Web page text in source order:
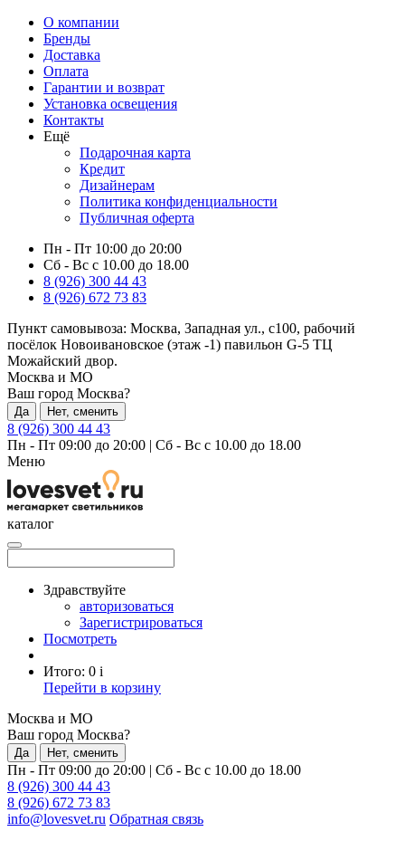
О компании
Бренды
Доставка
Оплата
Гарантии и возврат
Установка освещения
Контакты
Ещё
Подарочная карта
Кредит
Дизайнерам
Политика конфиденциальности
Публичная оферта
Пн - Пт 10:00 до 20:00
Сб - Вс с 10.00 до 18.00
8 (926) 300 44 43
8 (926) 672 73 83
Пункт самовывоза: Москва, Западная ул., с100, рабочий
посёлок Новоивановское (этаж -1) павильон G-5 ТЦ
Можайский двор.
Москва и МО
Ваш город Москва?
Да Нет, сменить
8 (926) 300 44 43
Пн - Пт 09:00 до 20:00 | Сб - Вс с 10.00 до 18.00
Меню
каталог
Здравствуйте
авторизоваться
Зарегистрироваться
Посмотреть
Итого: 0 i
Перейти в корзину
Москва и МО
Ваш город Москва?
Да Нет, сменить
Пн - Пт 09:00 до 20:00 | Сб - Вс с 10.00 до 18.00
8 (926) 300 44 43
8 (926) 672 73 83
info@lovesvet.ru Обратная связь